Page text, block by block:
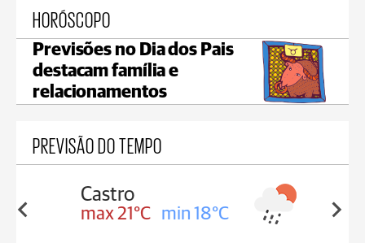
HORÓSCOPO
Previsões no Dia dos Pais
destacam família e
relacionamentos
PREVISÃO DO TEMPO
18°C max 20°C min 18°C